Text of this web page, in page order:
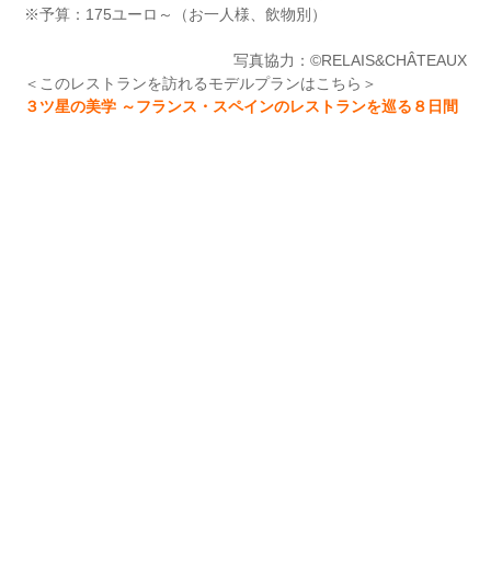
※予算：175ユーロ～（お一人様、飲物別）
写真協力：©RELAIS&CHÂTEAUX
＜このレストランを訪れるモデルプランはこちら＞
３ツ星の美学 ～フランス・スペインのレストランを巡る８日間